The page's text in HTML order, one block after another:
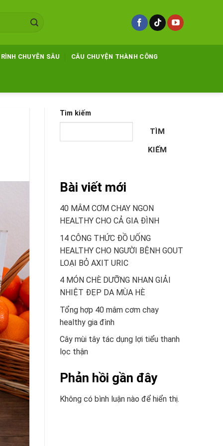
CHUYÊN SÂU CÂU CHUYỆN THÀNH CÔNG
Tìm kiếm
TÌM
KIẾM
Bài viết mới
40 MÂM CƠM CHAY NGON
HEALTHY CHO CẢ GIA ĐÌNH
14 CÔNG THỨC ĐỒ UỐNG
HEALTHY CHO NGƯỜI BỆNH GOUT
LOẠI BỎ AXIT URIC
4 MÓN CHÈ DƯỠNG NHAN GIẢI
NHIỆT ĐẸP DA MÙA HÈ
Tổng hợp 40 mâm cơm chay
healthy gia đình
Cây mùi tây tác dụng lợi tiểu thanh
lọc thận
Phản hồi gần đây
Không có bình luận nào để hiển thị.